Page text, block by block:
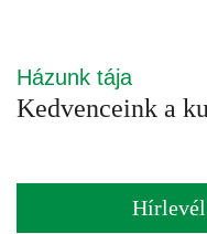
Házunk tája
Kedvenceink a